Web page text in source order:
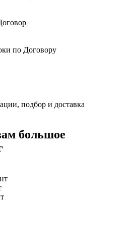
по Договору
подбор и доставка
большое